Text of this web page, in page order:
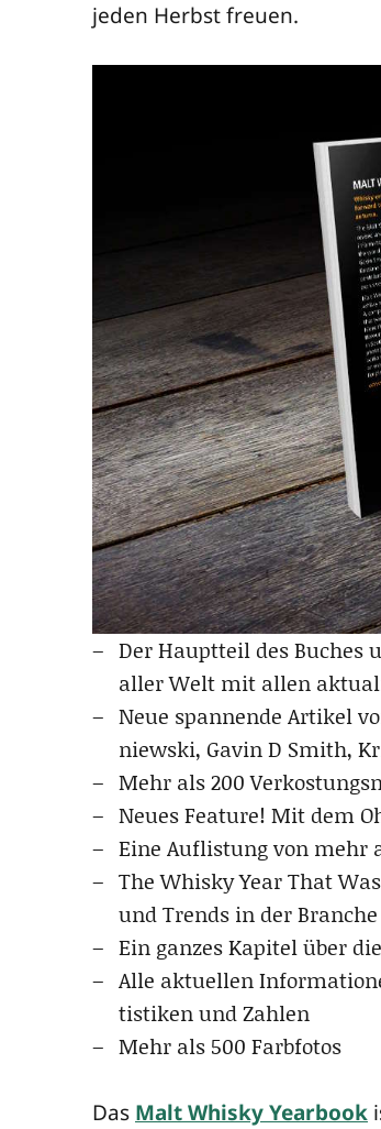
jeden Herbst freuen.
Der Haupt­teil des
aller Welt mit allen
Neue span­nen­de Arti­kel
niew­ski, Gavin D Smith,
Mehr als 200
Neu­es Fea­ture! Mit dem
Eine Auf­lis­tung von mehr
The Whis­ky Year That
und Trends in der Branche
Ein gan­zes Kapi­tel über
Alle aktu­el­len
tis­ti­ken und Zahlen
Mehr als 500 Farbfotos
Das Malt Whis­ky Year­book